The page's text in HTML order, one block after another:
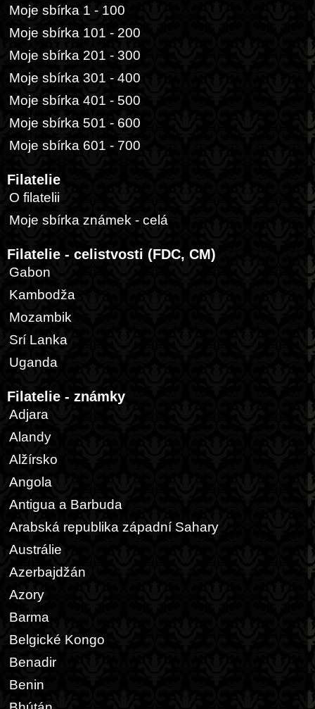
Moje sbírka 1 - 100
Moje sbírka 101 - 200
Moje sbírka 201 - 300
Moje sbírka 301 - 400
Moje sbírka 401 - 500
Moje sbírka 501 - 600
Moje sbírka 601 - 700
Filatelie
O filatelii
Moje sbírka známek - celá
Filatelie - celistvosti (FDC, CM)
Gabon
Kambodža
Mozambik
Srí Lanka
Uganda
Filatelie - známky
Adjara
Alandy
Alžírsko
Angola
Antigua a Barbuda
Arabská republika západní Sahary
Austrálie
Azerbajdžán
Azory
Barma
Belgické Kongo
Benadir
Benin